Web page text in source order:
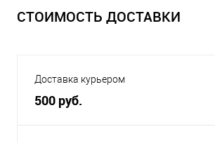
СТОИМОСТЬ ДОСТАВКИ
Доставка курьером
500 руб.